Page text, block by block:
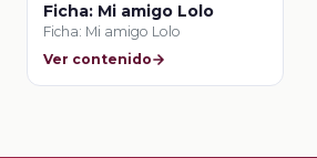
Ficha: Mi amigo Lolo
Ficha: Mi amigo Lolo
Ver contenido